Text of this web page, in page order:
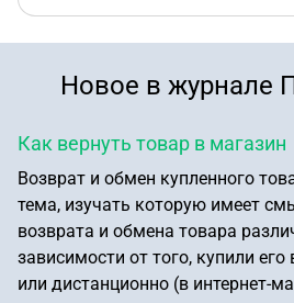
Новое в журнале
Как вернуть товар в магазин
Возврат и обмен купленного
тема, изучать которую имеет
возврата и обмена товара
зависимости от того, купили
или дистанционно (в интернет-